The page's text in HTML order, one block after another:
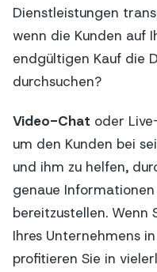
Dienstleistungen
wenn die Kunden auf
endgültigen Kauf die
durchsuchen?
Video-Chat oder
um den Kunden bei
und ihm zu helfen,
genaue
bereitzustellen. Wenn
Ihres Unternehmens
profitieren Sie in